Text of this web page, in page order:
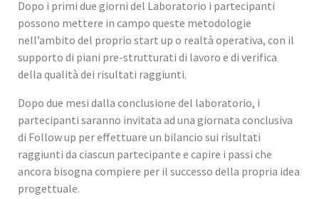
Dopo i primi due giorni del Laboratorio i partecipanti
possono mettere in campo queste metodologie
nell’ambito del proprio start up o realtà operativa, con il
supporto di piani pre-strutturati di lavoro e di verifica
della qualità dei risultati raggiunti.
Dopo due mesi dalla conclusione del laboratorio, i
partecipanti saranno invitata ad una giornata conclusiva
di Follow up per effettuare un bilancio sui risultati
raggiunti da ciascun partecipante e capire i passi che
ancora bisogna compiere per il successo della propria idea
progettuale.